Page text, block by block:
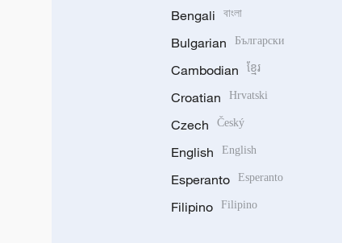
Bengali বাংলা
Bulgarian Български
Cambodian ខ្មែរ
Croatian Hrvatski
Czech Český
English English
Esperanto Esperanto
Filipino Filipino